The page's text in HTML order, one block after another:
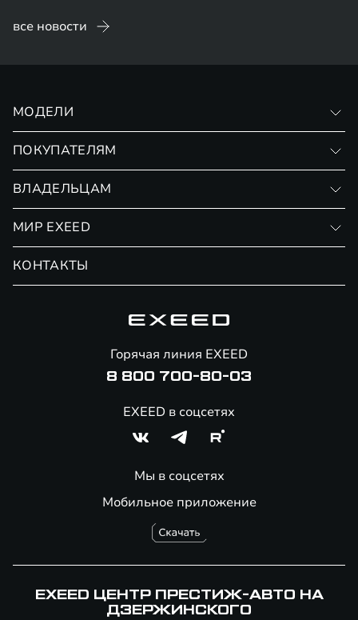
все новости
МОДЕЛИ
ПОКУПАТЕЛЯМ
Страхование
ВЛАДЕЛЬЦАМ
Сервис
Помощь на дорогах
МИР EXEED
КОНТАКТЫ
Мобильное приложение
Горячая линия EXEED
8 800 700-80-03
EXEED в соцсетях
Мы в соцсетях
EXEED ЦЕНТР ПРЕСТИЖ-АВТО НА
ДЗЕРЖИНСКОГО